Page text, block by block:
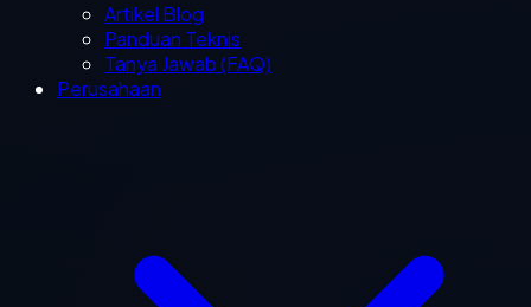
Artikel Blog
Panduan Teknis
Tanya Jawab (FAQ)
Perusahaan